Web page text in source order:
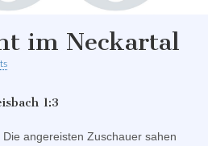
im Neckartal
1:3
Die angereisten Zuschauer sahen